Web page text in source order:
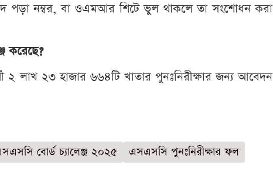
পড়া নম্বর, বা ওএমআর শিটে ভুল থাকলে তা সংশোধন করা
করেছে?
২ লাখ ২৩ হাজার ৬৬৪টি খাতার পুনঃনিরীক্ষার জন্য আবেদন
বোর্ড চ্যালেঞ্জ ২০২৫
এসএসসি পুনঃনিরীক্ষার ফল